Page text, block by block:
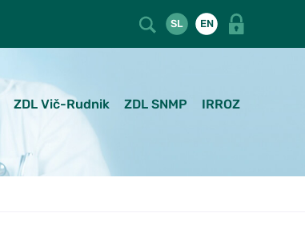
SL EN
ZDL Vič-Rudnik ZDL SNMP IRROZ